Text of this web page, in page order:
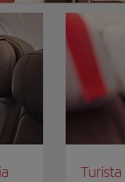
Turista